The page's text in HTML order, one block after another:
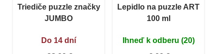
Triediče puzzle značky
JUMBO
Do 14 dní
Lepidlo na puzzle ART
100 ml
Ihneď k odberu (20)